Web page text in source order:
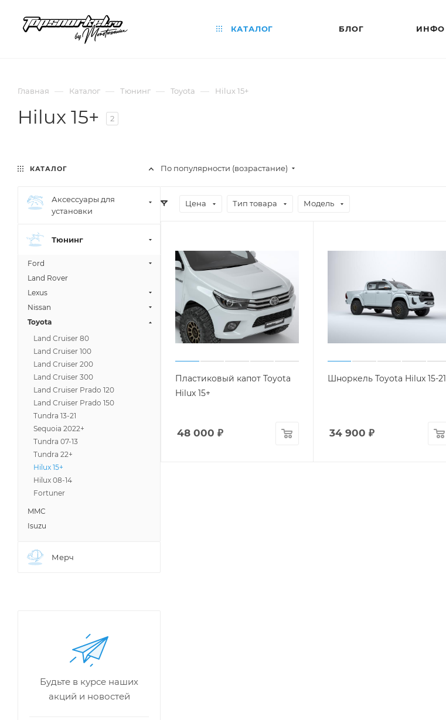
КАТАЛОГ БЛОГ ИНФО
Главная — Каталог — Тюнинг — Toyota — Hilux 15+
Hilux 15+ 2
По популярности (возрастание)
Цена Тип товара Модель
Пластиковый капот Toyota
Hilux 15+
48 000 ₽
Шноркель Toyota Hilux 15-21
34 900 ₽
КАТАЛОГ
Аксессуары для
установки
Тюнинг
Ford
Land Rover
Lexus
Nissan
Toyota
Land Cruiser 80
Land Cruiser 100
Land Cruiser 200
Land Cruiser 300
Land Cruiser Prado 120
Land Cruiser Prado 150
Tundra 13-21
Sequoia 2022+
Tundra 07-13
Tundra 22+
Hilux 15+
Hilux 08-14
Fortuner
MMC
Isuzu
Мерч
Будьте в курсе наших
акций и новостей